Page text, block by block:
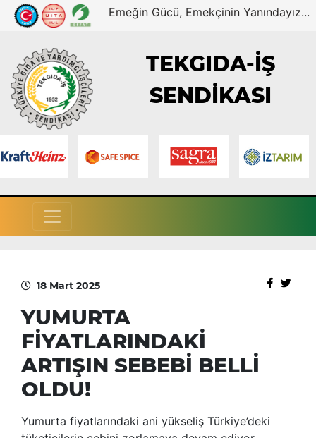
Emeğin Gücü, Emekçinin Yanındayız...
TEKGIDA-İŞ
SENDİKASI
18 Mart 2025
YUMURTA
FİYATLARINDAKİ
ARTIŞIN SEBEBİ BELLİ
OLDU!
Yumurta fiyatlarındaki ani yükseliş Türkiye’deki